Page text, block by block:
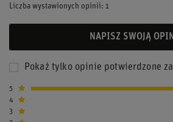
Liczba wystawionych opinii: 1
NAPISZ SWOJĄ
Pokaż tylko opinie potwierdzone
5
4
3